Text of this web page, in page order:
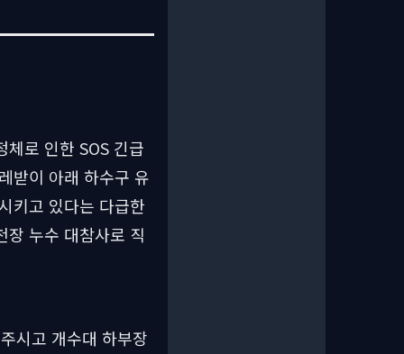
로 인한 SOS 긴급
받이 아래 하수구 유
키고 있다는 다급한
누수 대참사로 직
시고 개수대 하부장